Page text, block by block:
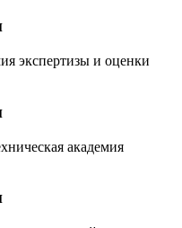
экспертизы и оценки
академия